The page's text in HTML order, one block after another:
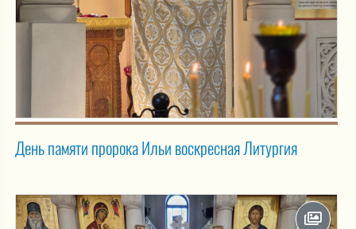
День памяти пророка Ильи воскресная Литургия